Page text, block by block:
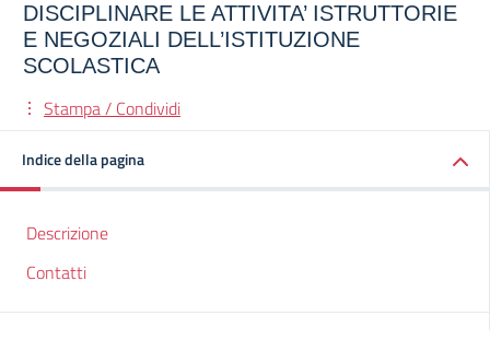
DISCIPLINARE LE ATTIVITA’ ISTRUTTORIE
E NEGOZIALI DELL’ISTITUZIONE
SCOLASTICA
Stampa / Condividi
Indice della pagina
Descrizione
Contatti